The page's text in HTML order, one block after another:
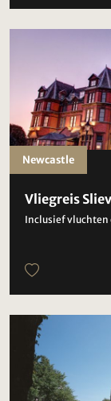
Vliegreis
Inclusief vluchten
Newcastle